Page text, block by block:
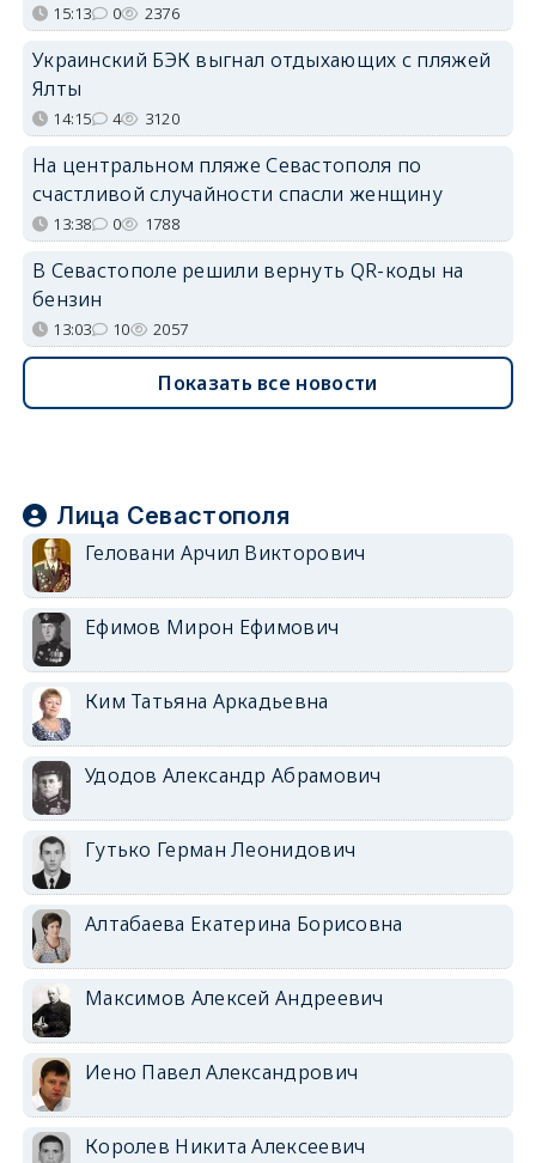
15:13 0 2376
Украинский БЭК выгнал отдыхающих с пляжей
Ялты
14:15 4 3120
На центральном пляже Севастополя по
счастливой случайности спасли женщину
13:38 0 1788
В Севастополе решили вернуть QR-коды на
бензин
13:03 10 2057
Показать все новости
Лица Севастополя
Геловани Арчил Викторович
Ефимов Мирон Ефимович
Ким Татьяна Аркадьевна
Удодов Александр Абрамович
Гутько Герман Леонидович
Алтабаева Екатерина Борисовна
Максимов Алексей Андреевич
Иено Павел Александрович
Королев Никита Алексеевич